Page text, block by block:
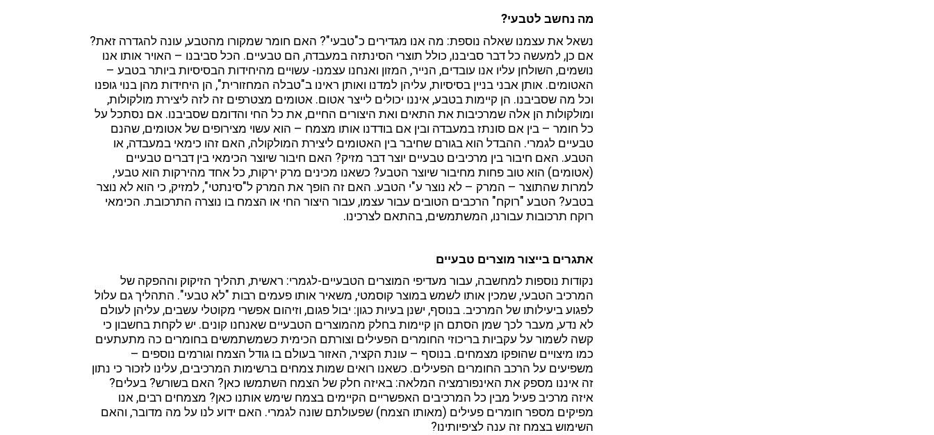
מה נחשב לטבעי?
נשאל את עצמנו שאלה נוספת: מה אנו מגדירים כ"טבעי"? האם חומר שמקורו מהטבע, עונה להגדרה זאת?
אם כן, למעשה כל דבר סביבנו, כולל תוצרי הסינתזה במעבדה, הם טבעיים. הכל סביבנו – האויר אותו אנו
נושמים, השולחן עליו אנו עובדים, הנייר, המזון ואנחנו עצמנו- עשויים מהיחידות הבסיסיות ביותר בטבע –
האטומים. אותן אבני בניין בסיסיות, עליהן למדנו ואותן ראינו ב"טבלה המחזורית", הן היחידות מהן בנוי גופנו
וכל מה שסביבנו. הן קיימות בטבע, איננו יכולים לייצר אטום. אטומים מצטרפים זה לזה ליצירת מולקולות,
ומולקולות הן אלה שמרכיבות את התאים ואת היצורים החיים, את כל החי והדומם שסביבנו. אם נסתכל על
כל חומר – בין אם סונתז במעבדה ובין אם בודדנו אותו מצמח – הוא עשוי מצירופים של אטומים, שהנם
טבעיים לגמרי. ההבדל הוא בגורם שחיבר בין האטומים ליצירת המולקולה, האם זהו כימאי במעבדה, או
הטבע. האם חיבור בין מרכיבים טבעיים יוצר דבר מזיק? האם חיבור שיוצר הכימאי בין דברים טבעיים
(אטומים) הוא טוב פחות מחיבור שיוצר הטבע? כשאנו מכינים מרק ירקות, כל אחד מהירקות הוא טבעי,
למרות שהתוצר – המרק – לא נוצר ע"י הטבע. האם זה הופך את המרק ל"סינתטי", למזיק, כי הוא לא נוצר
בטבע? הטבע "רוקח" הרכבים הטובים עבור עצמו, עבור היצור החי או הצמח בו נוצרה התרכובת. הכימאי
רוקח תרכובות עבורנו, המשתמשים, בהתאם לצרכינו.
אתגרים בייצור מוצרים טבעיים
נקודות נוספות למחשבה, עבור מעדיפי המוצרים הטבעיים-לגמרי: ראשית, תהליך הזיקוק וההפקה של
המרכיב הטבעי, שמכין אותו לשמש במוצר קוסמטי, משאיר אותו פעמים רבות "לא טבעי". התהליך גם עלול
לפגוע ביעילותו של המרכיב. בנוסף, ישנן בעיות כגון: יבול פגום, וזיהום אפשרי מקוטלי עשבים, עליהן לעולם
לא נדע, מעבר לכך שמן הסתם הן קיימות בחלק מהמוצרים הטבעיים שאנחנו קונים. יש לקחת בחשבון כי
קשה לשמור על עקביות בריכוזי החומרים הפעילים וצורתם הכימית כשמשתמשים בחומרים כה מתעתעים
כמו מיצויים שהופקו מצמחים. בנוסף – עונת הקציר, האזור בעולם בו גודל הצמח וגורמים נוספים –
משפיעים על הרכב החומרים הפעילים. כשאנו רואים שמות צמחים ברשימות המרכיבים, עלינו לזכור כי נתון
זה איננו מספק את האינפורמציה המלאה: באיזה חלק של הצמח השתמשו כאן? האם בשורש? בעלים?
איזה מרכיב פעיל מבין כל המרכיבים האפשריים הקיימים בצמח שימש אותנו כאן? מצמחים רבים, אנו
מפיקים מספר חומרים פעילים (מאותו הצמח) שפעולתם שונה לגמרי. האם ידוע לנו על מה מדובר, והאם
השימוש בצמח זה ענה לציפיותינו?